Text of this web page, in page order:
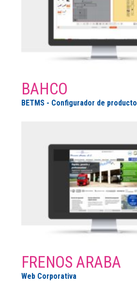
BAHCO
BETMS - Configurador de producto
FRENOS ARABA
Web Corporativa